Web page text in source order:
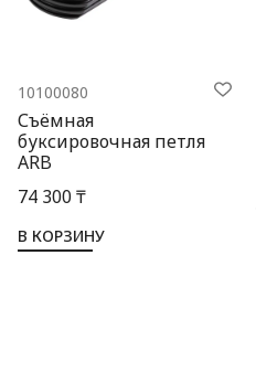
10100080
Съёмная
буксировочная петля
ARB
74 300 ₸
В КОРЗИНУ